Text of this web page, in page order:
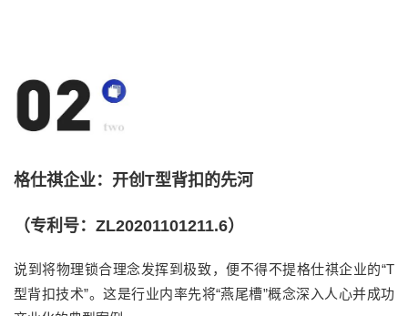
格仕祺企业：开创T型背扣的先河
（专利号：ZL20201101211.6）
说到将物理锁合理念发挥到极致，便不得不提格仕祺企业的“T
型背扣技术”。这是行业内率先将“燕尾槽”概念深入人心并成功